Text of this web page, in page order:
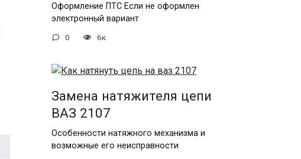
Оформление ПТС Если не оформлен
электронный вариант
0 6к.
Замена натяжителя цепи
ВАЗ 2107
Особенности натяжного механизма и
возможные его неисправности